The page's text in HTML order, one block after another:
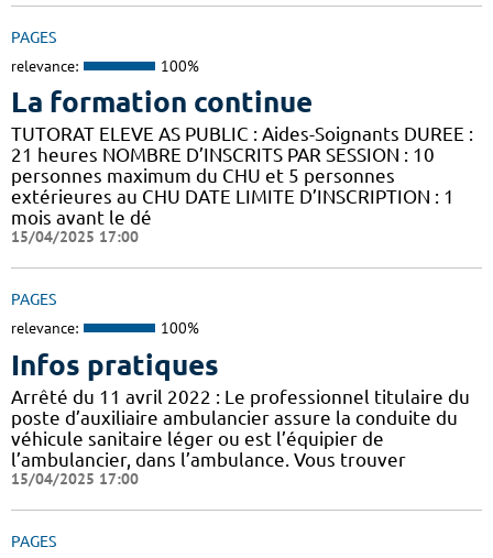
PAGES
relevance: 100%
La formation continue
TUTORAT ELEVE AS PUBLIC : Aides-Soignants DUREE :
21 heures NOMBRE D’INSCRITS PAR SESSION : 10
personnes maximum du CHU et 5 personnes
extérieures au CHU DATE LIMITE D’INSCRIPTION : 1
mois avant le dé
15/04/2025 17:00
PAGES
relevance: 100%
Infos pratiques
Arrêté du 11 avril 2022 : Le professionnel titulaire du
poste d’auxiliaire ambulancier assure la conduite du
véhicule sanitaire léger ou est l’équipier de
l’ambulancier, dans l’ambulance. Vous trouver
15/04/2025 17:00
PAGES